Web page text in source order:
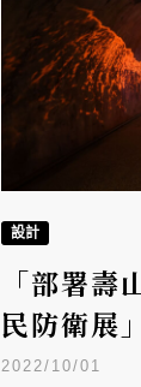
設計
「部署
民防衛展
秘史
2022/10/01